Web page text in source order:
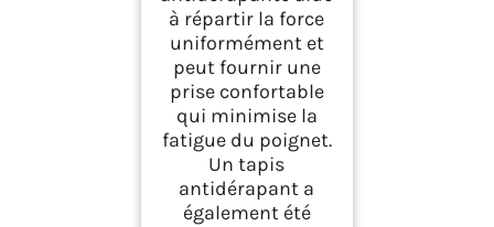
à répartir la force
uniformément et
peut fournir une
prise confortable
qui minimise la
fatigue du poignet.
Un tapis
antidérapant a
également été